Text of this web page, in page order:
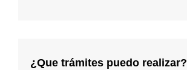
¿Que trámites puedo realizar?